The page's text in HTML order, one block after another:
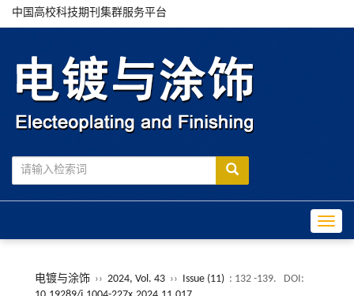
中国高校科技期刊集群服务平台
电镀与涂饰 ›› 2024, Vol. 43 ›› Issue (11) : 132 -139.
DOI: